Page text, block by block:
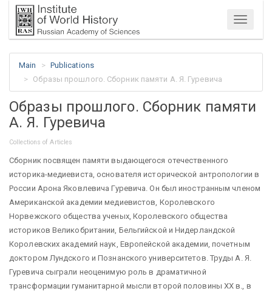
Menu
Main
Publications
Образы прошлого. Сборник памяти А. Я. Гуревича
Образы прошлого. Сборник памяти
А. Я. Гуревича
Collections of Articles
Сборник посвящен памяти выдающегося отечественного
историка-медиевиста, основателя исторической антропологии в
России Арона Яковлевича Гуревича. Он был иностранным членом
Американской академии медиевистов, Королевского
Норвежского общества ученых, Королевского общества
историков Великобритании, Бельгийской и Нидерландской
Королевских академий наук, Европейской академии, почетным
доктором Лундского и Познанского университетов. Труды А. Я.
Гуревича сыграли неоценимую роль в драматичной
трансформации гуманитарной мысли второй половины XX в., в